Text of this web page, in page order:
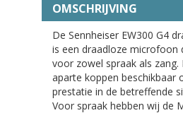
OMSCHRIJVING
De Sennheiser EW300 G4
is een draadloze microfoon
voor zowel spraak als zang.
aparte koppen beschikbaar
prestatie in de betreffende
Voor spraak hebben wij de